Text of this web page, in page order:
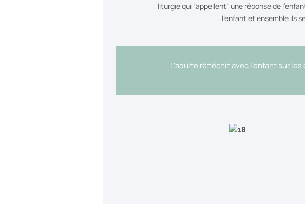
liturgie qui “appellent” une réponse de
l’enfant et ensemble ils
L’adulte réfléchit avec l’enfant sur